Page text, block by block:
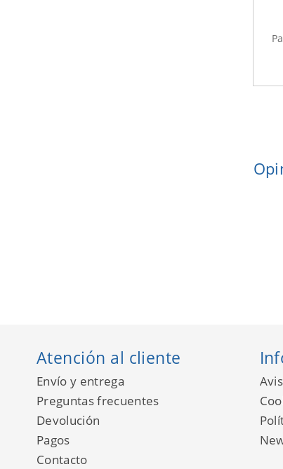
Atención al cliente
Envío y entrega
Preguntas frecuentes
Devolución
Pagos
Contacto